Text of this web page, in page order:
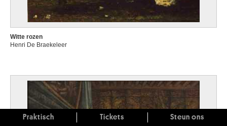
Witte rozen
Henri De Braekeleer
Praktisch Tickets Steun ons